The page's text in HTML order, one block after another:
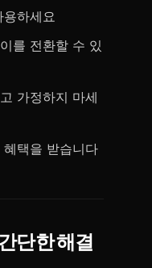
하세요
를 전환할 수 있
가정하지 마세
택을 받습니다
단한 해결